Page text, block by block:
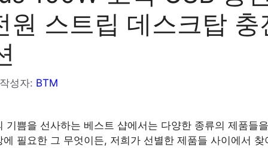
원 스트립 데스크탑 충
작성자: BTM
기쁨을 선사하는 베스트 샵에서는 다양한 종류의 제품들
에 필요한 그 무엇이든, 저희가 선별한 제품들 사이에서 찾